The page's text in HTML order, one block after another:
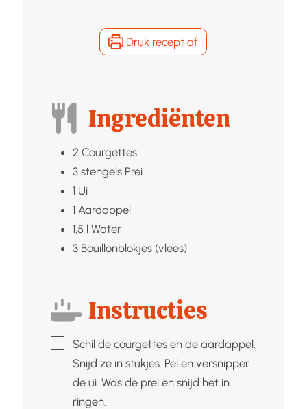
Druk recept af
Ingrediënten
2 Courgettes
3 stengels Prei
1 Ui
1 Aardappel
1,5 l Water
3 Bouillonblokjes (vlees)
Instructies
▢Schil de courgettes en de aardappel.
Snijd ze in stukjes. Pel en versnipper
de ui. Was de prei en snijd het in
ringen.